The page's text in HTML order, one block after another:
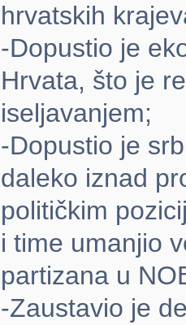
hrvatskih
-Dopustio je
Hrvata, što je
iseljavanjem;
-Dopustio je
daleko iznad
političkim
i time umanjio
partizana u
-Zaustavio je